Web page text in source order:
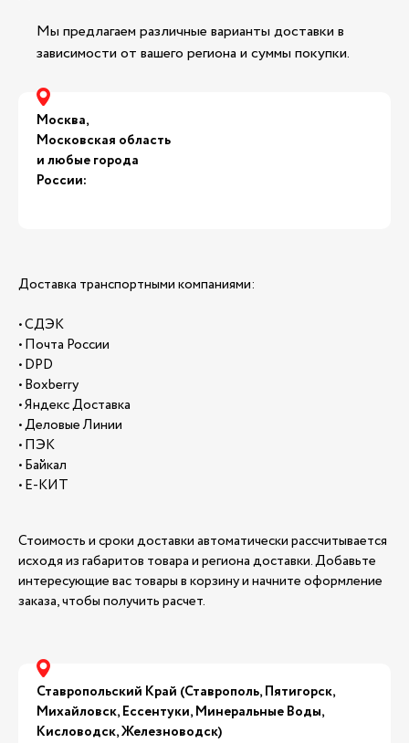
Мы предлагаем различные варианты доставки в
зависимости от вашего региона и суммы покупки.
Москва,
Московская область
и любые города
России:
Доставка транспортными компаниями:
• СДЭК
• Почта России
• DPD
• Boxberry
• Яндекс Доставка
• Деловые Линии
• ПЭК
• Байкал
• Е-КИТ
Стоимость и сроки доставки автоматически рассчитывается
исходя из габаритов товара и региона доставки. Добавьте
интересующие вас товары в корзину и начните оформление
заказа, чтобы получить расчет.
Ставропольский Край (Ставрополь, Пятигорск,
Михайловск, Ессентуки, Минеральные Воды,
Кисловодск, Железноводск)